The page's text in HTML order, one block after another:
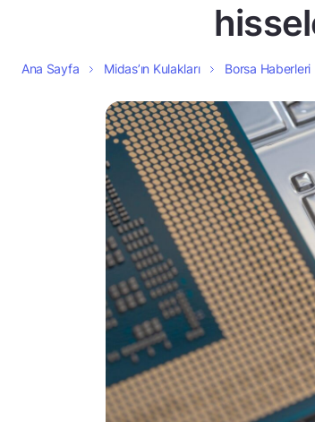
Ana Sayfa Midas’ın Kulakları Borsa Haberleri